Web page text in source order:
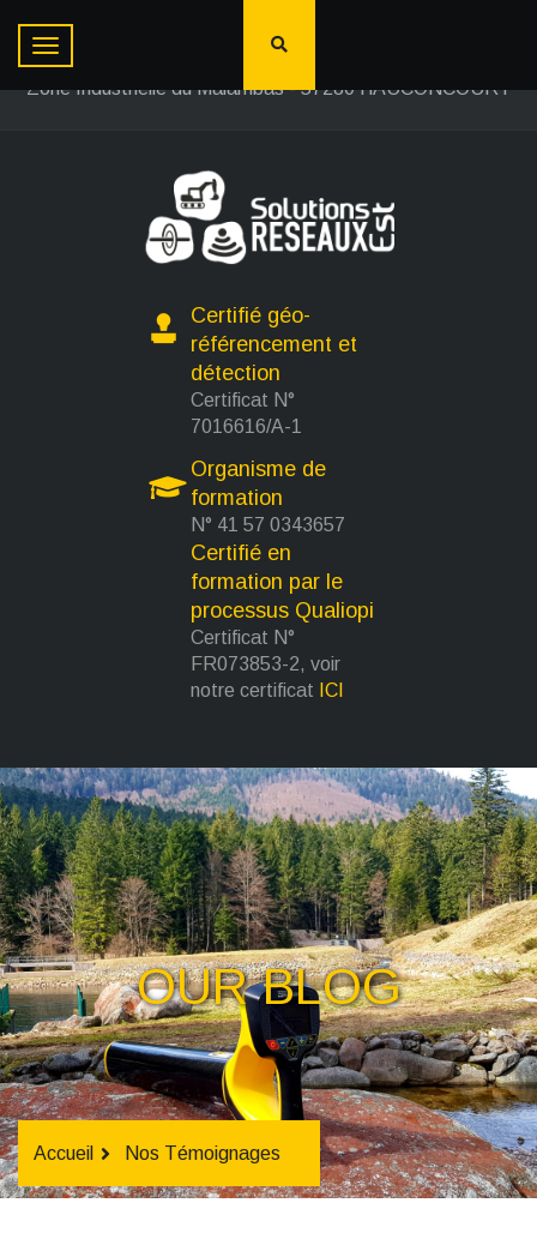
Solutions Réseaux Est
03 87 80 46 61
Zone Industrielle du Malambas - 57280 HAUCONCOURT
Certifié géo-
référencement et
détection
Certificat N°
7016616/A-1
Organisme de
formation
N° 41 57 0343657
Certifié en
formation par le
processus Qualiopi
Certificat N°
FR073853-2, voir
notre certificat ICI
OUR BLOG
Accueil Nos Témoignages